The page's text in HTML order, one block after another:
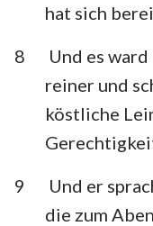
hat sich
8
Und es
reiner und
köstliche
9
Und er
die zum